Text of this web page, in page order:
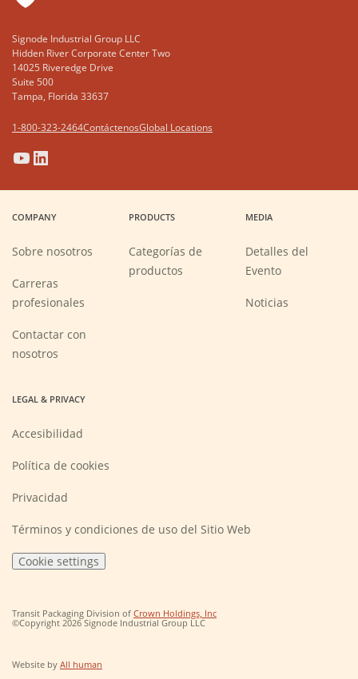
Signode Industrial Group LLC
Hidden River Corporate Center Two
14025 Riveredge Drive
Suite 500
Tampa, Florida 33637
1-800-323-2464ContáctenosGlobal Locations
(Opens
in
new
window)
(Opens
in
new
window)
(Opens
in
new
window)
(Opens
in
new
window)
COMPANY
Sobre nosotros
Carreras
profesionales
new
Contactar con
nosotros
PRODUCTS
Categorías de
productos
MEDIA
Detalles del
Evento
Noticias
LEGAL & PRIVACY
Accesibilidad
Política de cookies
Privacidad
Términos y condiciones de uso del Sitio Web
Cookie settings
Transit Packaging Division of Crown Holdings, Inc(Opens
in
©Copyright 2026 Signode Industrial Group LLC
Website by All human
in